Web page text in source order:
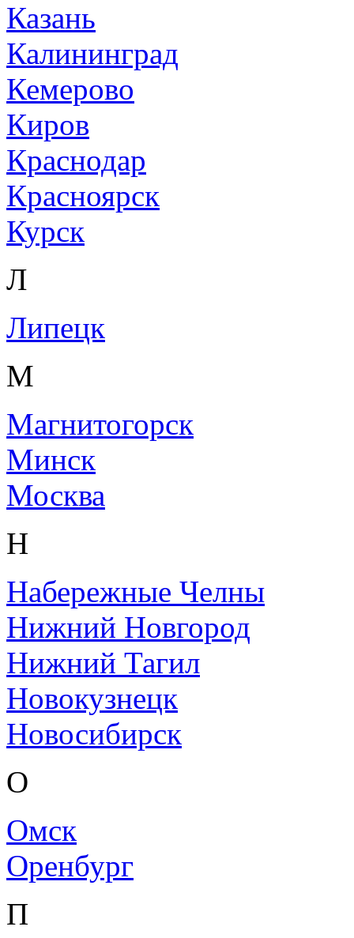
Казань
Калининград
Кемерово
Киров
Краснодар
Красноярск
Курск
Л
Липецк
М
Магнитогорск
Минск
Москва
Н
Набережные Челны
Нижний Новгород
Нижний Тагил
Новокузнецк
Новосибирск
О
Омск
Оренбург
П